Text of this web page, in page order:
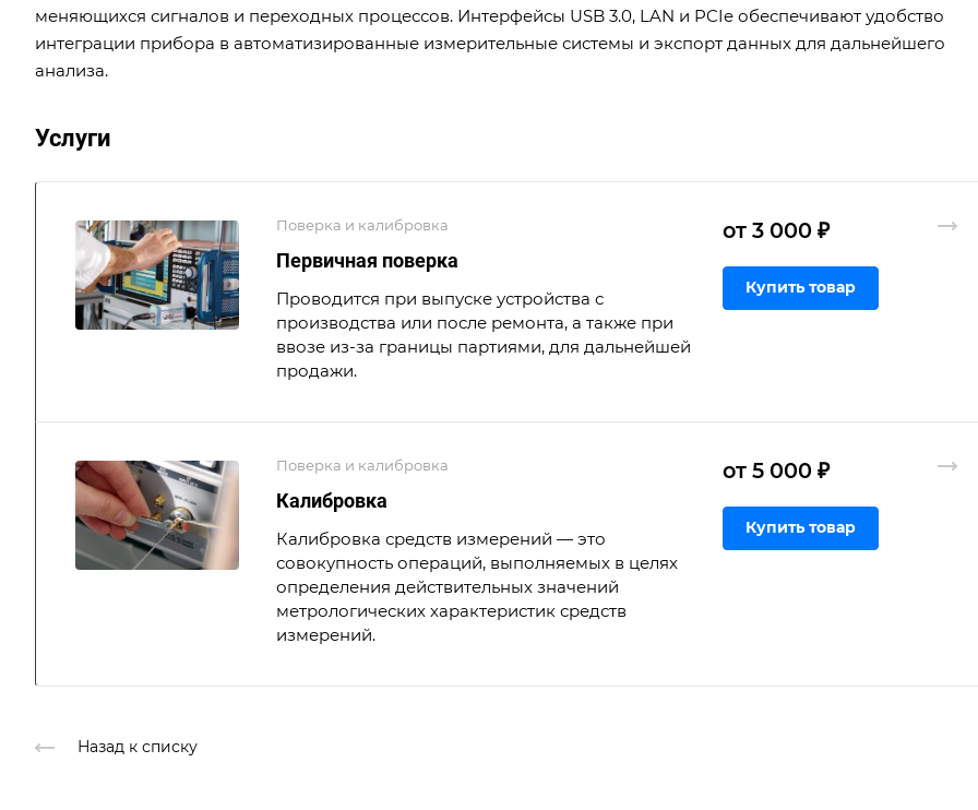
меняющихся сигналов и переходных процессов. Интерфейсы USB 3.0, LAN и PCIe обеспечивают удобство
интеграции прибора в автоматизированные измерительные системы и экспорт данных для дальнейшего
анализа.
Услуги
Поверка и калибровка
Первичная поверка
Проводится при выпуске устройства с
производства или после ремонта, а также при
ввозе из-за границы партиями, для дальнейшей
продажи.
от 3 000 ₽
Купить товар
Поверка и калибровка
Калибровка
Калибровка средств измерений — это
совокупность операций, выполняемых в целях
определения действительных значений
метрологических характеристик средств
измерений.
от 5 000 ₽
Купить товар
Назад к списку